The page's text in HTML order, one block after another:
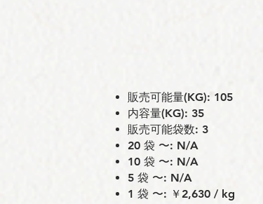
販売可能量(KG): 105
内容量(KG): 35
販売可能袋数: 3
20 袋 〜: N/A
10 袋 〜: N/A
5 袋 〜: N/A
1 袋 〜: ￥2,630 / kg